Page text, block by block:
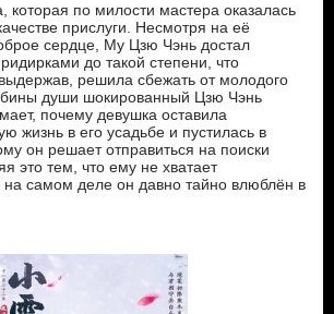
по милости мастера оказалась
прислуги. Несмотря на её
сердце, Му Цзю Чэнь достал
до такой степени, что
решила сбежать от молодого
души шокированный Цзю Чэнь
почему девушка оставила
жизнь в его усадьбе и пустилась в
он решает отправиться на поиски
это тем, что ему не хватает
самом деле он давно тайно влюблён в